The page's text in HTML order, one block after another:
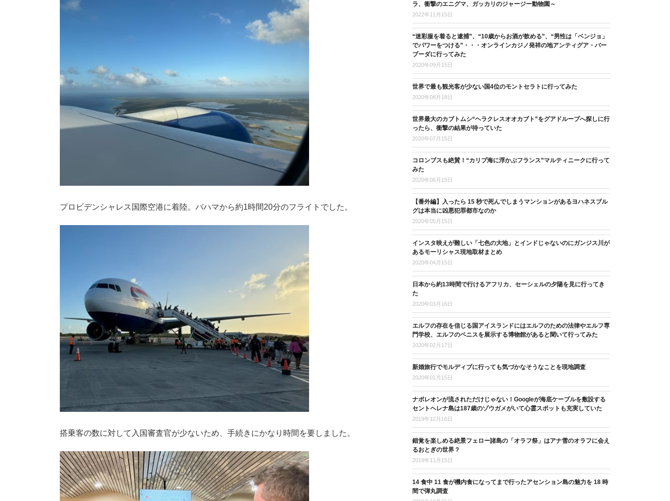
プロビデンシャレス国際空港に着陸。バハマから約1時間20分のフライトでした。
搭乗客の数に対して入国審査官が少ないため、手続きにかなり時間を要しました。
ラ、衝撃のエニグマ、ガッカリのジャージー動物園～
2022年11月15日
“迷彩服を着ると逮捕”、“10歳からお酒が飲める”、“男性は「ベンジョ」
でパワーをつける”・・・オンラインカジノ発祥の地アンティグア・バー
ブーダに行ってみた
2020年09月15日
世界で最も観光客が少ない国4位のモントセラトに行ってみた
2020年08月18日
世界最大のカブトムシ“ヘラクレスオオカブト”をグアドループへ探しに行
ったら、衝撃の結果が待っていた
2020年07月15日
コロンブスも絶賛！“カリブ海に浮かぶフランス”マルティニークに行って
みた
2020年06月15日
【番外編】入ったら 15 秒で死んでしまうマンションがあるヨハネスブル
グは本当に凶悪犯罪都市なのか
2020年05月15日
インスタ映えが難しい「七色の大地」とインドじゃないのにガンジス川が
あるモーリシャス現地取材まとめ
2020年04月15日
日本から約13時間で行けるアフリカ、セーシェルの夕陽を見に行ってき
た
2020年03月16日
エルフの存在を信じる国アイスランドにはエルフのための法律やエルフ専
門学校、エルフのペニスを展示する博物館があると聞いて行ってみた
2020年02月17日
新婚旅行でモルディブに行っても気づかなそうなことを現地調査
2020年01月15日
ナポレオンが流されただけじゃない！Googleが海底ケーブルを敷設する
セントヘレナ島は187歳のゾウガメがいて心霊スポットも充実していた
2019年12月16日
錯覚を楽しめる絶景フェロー諸島の「オラフ祭」はアナ雪のオラフに会え
るおとぎの世界？
2019年11月15日
14 食中 11 食が機内食になってまで行ったアセンション島の魅力を 18 時
間で弾丸調査